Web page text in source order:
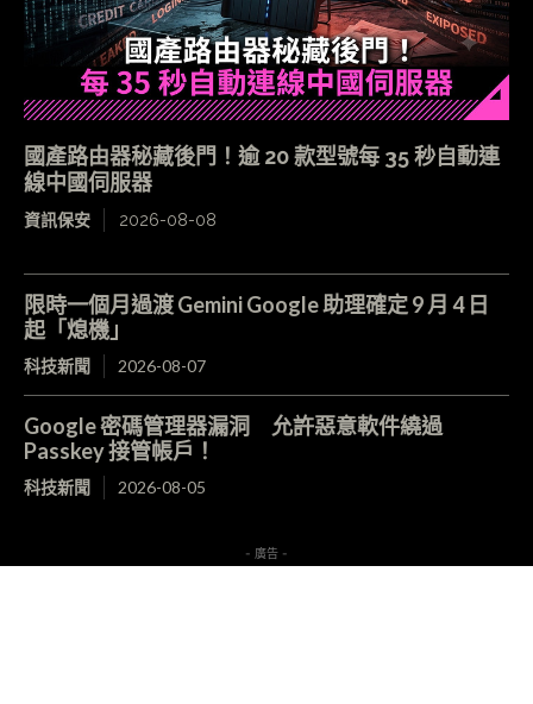
國產路由器秘藏後門！逾 20 款型號每 35 秒自動連
線中國伺服器
資訊保安 2026-08-08
限時一個月過渡 Gemini Google 助理確定 9 月 4 日
起「熄機」
科技新聞 2026-08-07
Google 密碼管理器漏洞 允許惡意軟件繞過
Passkey 接管帳戶！
科技新聞 2026-08-05
- 廣告 -